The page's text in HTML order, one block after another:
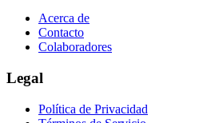
Acerca de
Contacto
Colaboradores
Legal
Política de Privacidad